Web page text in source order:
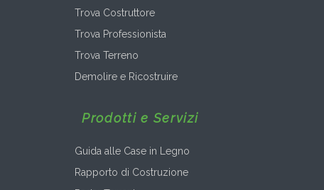
Trova Costruttore
Trova Professionista
Trova Terreno
Demolire e Ricostruire
Prodotti e Servizi
Guida alle Case in Legno
Rapporto di Costruzione